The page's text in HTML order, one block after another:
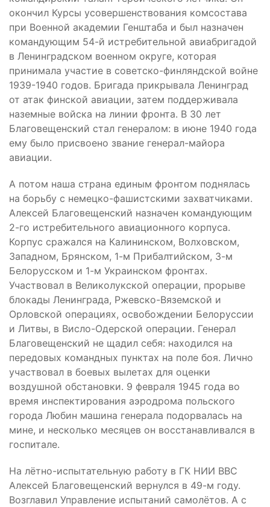
окончил Курсы усовершенствования комсостава
при Военной академии Генштаба и был назначен
командующим 54-й истребительной авиабригадой
в Ленинградском военном округе, которая
принимала участие в советско-финляндской войне
1939-1940 годов. Бригада прикрывала Ленинград
от атак финской авиации, затем поддерживала
наземные войска на линии фронта. В 30 лет
Благовещенский стал генералом: в июне 1940 года
ему было присвоено звание генерал-майора
авиации.
А потом наша страна единым фронтом поднялась
на борьбу с немецко-фашистскими захватчиками.
Алексей Благовещенский назначен командующим
2-го истребительного авиационного корпуса.
Корпус сражался на Калининском, Волховском,
Западном, Брянском, 1-м Прибалтийском, 3-м
Белорусском и 1-м Украинском фронтах.
Участвовал в Великолукской операции, прорыве
блокады Ленинграда, Ржевско-Вяземской и
Орловской операциях, освобождении Белоруссии
и Литвы, в Висло-Одерской операции. Генерал
Благовещенский не щадил себя: находился на
передовых командных пунктах на поле боя. Лично
участвовал в боевых вылетах для оценки
воздушной обстановки. 9 февраля 1945 года во
время инспектирования аэродрома польского
города Любин машина генерала подорвалась на
мине, и несколько месяцев он восстанавливался в
госпитале.
На лётно-испытательную работу в ГК НИИ ВВС
Алексей Благовещенский вернулся в 49-м году.
Возглавил Управление испытаний самолётов. А с